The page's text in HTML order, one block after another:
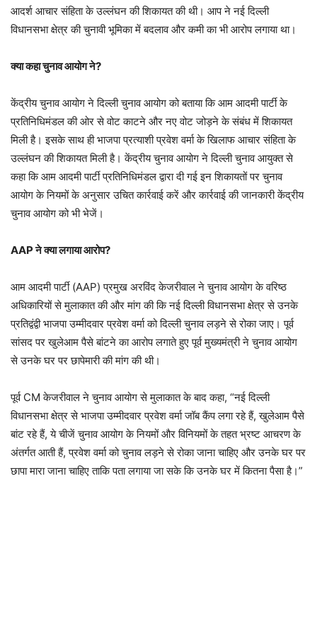
आदर्श आचार संहिता के उल्लंघन की शिकायत की थी। आप ने नई दिल्ली
विधानसभा क्षेत्र की चुनावी भूमिका में बदलाव और कमी का भी आरोप लगाया था।
क्या कहा चुनाव आयोग ने?
केंद्रीय चुनाव आयोग ने दिल्ली चुनाव आयोग को बताया कि आम आदमी पार्टी के
प्रतिनिधिमंडल की ओर से वोट काटने और नए वोट जोड़ने के संबंध में शिकायत
मिली है। इसके साथ ही भाजपा प्रत्याशी प्रवेश वर्मा के खिलाफ आचार संहिता के
उल्लंघन की शिकायत मिली है। केंद्रीय चुनाव आयोग ने दिल्ली चुनाव आयुक्त से
कहा कि आम आदमी पार्टी प्रतिनिधिमंडल द्वारा दी गई इन शिकायतों पर चुनाव
आयोग के नियमों के अनुसार उचित कार्रवाई करें और कार्रवाई की जानकारी केंद्रीय
चुनाव आयोग को भी भेजें।
AAP ने क्या लगाया आरोप?
आम आदमी पार्टी (AAP) प्रमुख अरविंद केजरीवाल ने चुनाव आयोग के वरिष्ठ
अधिकारियों से मुलाकात की और मांग की कि नई दिल्ली विधानसभा क्षेत्र से उनके
प्रतिद्वंद्वी भाजपा उम्मीदवार प्रवेश वर्मा को दिल्ली चुनाव लड़ने से रोका जाए। पूर्व
सांसद पर खुलेआम पैसे बांटने का आरोप लगाते हुए पूर्व मुख्यमंत्री ने चुनाव आयोग
से उनके घर पर छापेमारी की मांग की थी।
पूर्व CM केजरीवाल ने चुनाव आयोग से मुलाकात के बाद कहा, “नई दिल्ली
विधानसभा क्षेत्र से भाजपा उम्मीदवार प्रवेश वर्मा जॉब कैंप लगा रहे हैं, खुलेआम पैसे
बांट रहे हैं, ये चीजें चुनाव आयोग के नियमों और विनियमों के तहत भ्रष्ट आचरण के
अंतर्गत आती हैं, प्रवेश वर्मा को चुनाव लड़ने से रोका जाना चाहिए और उनके घर पर
छापा मारा जाना चाहिए ताकि पता लगाया जा सके कि उनके घर में कितना पैसा है।”